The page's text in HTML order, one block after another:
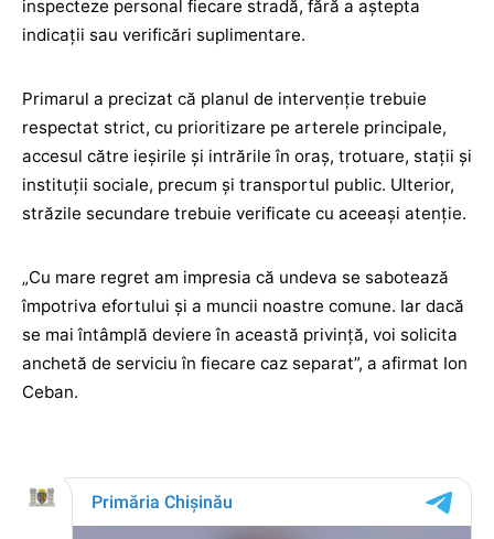
inspecteze personal fiecare stradă, fără a aștepta
indicații sau verificări suplimentare.
Primarul a precizat că planul de intervenție trebuie
respectat strict, cu prioritizare pe arterele principale,
accesul către ieșirile și intrările în oraș, trotuare, stații și
instituții sociale, precum și transportul public. Ulterior,
străzile secundare trebuie verificate cu aceeași atenție.
„Cu mare regret am impresia că undeva se sabotează
împotriva efortului și a muncii noastre comune. Iar dacă
se mai întâmplă deviere în această privință, voi solicita
anchetă de serviciu în fiecare caz separat”, a afirmat Ion
Ceban.